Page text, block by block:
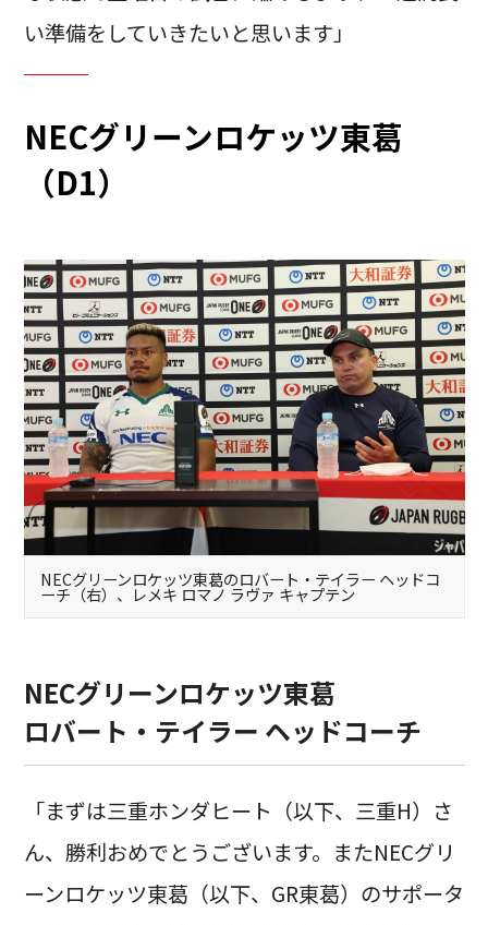
い準備をしていきたいと思います」
NECグリーンロケッツ東葛
（D1）
NECグリーンロケッツ東葛のロバート・テイラー ヘッドコ
ーチ（右）、レメキ ロマノ ラヴァ キャプテン
NECグリーンロケッツ東葛
ロバート・テイラー ヘッドコーチ
「まずは三重ホンダヒート（以下、三重H）さ
ん、勝利おめでとうございます。またNECグリ
ーンロケッツ東葛（以下、GR東葛）のサポータ